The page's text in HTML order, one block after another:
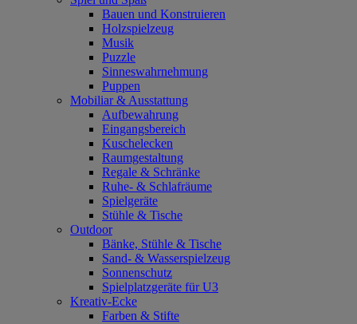
Bauen und Konstruieren
Holzspielzeug
Musik
Puzzle
Sinneswahrnehmung
Puppen
Mobiliar & Ausstattung
Aufbewahrung
Eingangsbereich
Kuschelecken
Raumgestaltung
Regale & Schränke
Ruhe- & Schlafräume
Spielgeräte
Stühle & Tische
Outdoor
Bänke, Stühle & Tische
Sand- & Wasserspielzeug
Sonnenschutz
Spielplatzgeräte für U3
Kreativ-Ecke
Farben & Stifte